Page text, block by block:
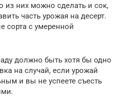
из них можно сделать и сок,
часть урожая на десерт.
сорта с умеренной
должно быть хотя бы одно
на случай, если урожай
и вы не успеете съесть